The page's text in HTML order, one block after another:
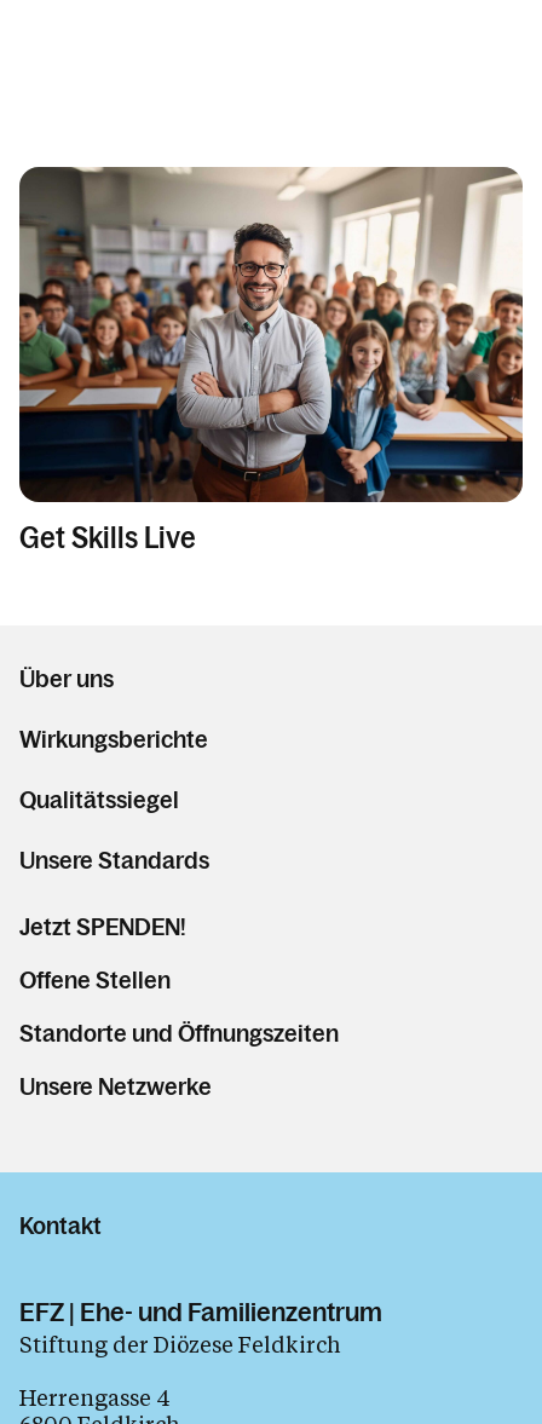
Get Skills Live
Über uns
Wirkungsberichte
Qualitätssiegel
Unsere Standards
Jetzt SPENDEN!
Offene Stellen
Standorte und Öffnungszeiten
Unsere Netzwerke
Kontakt
EFZ | Ehe- und Familienzentrum
Stiftung der Diözese Feldkirch
Herrengasse 4